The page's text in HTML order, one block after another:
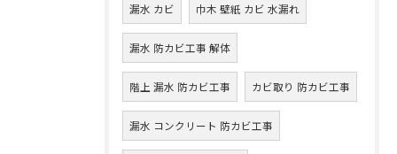
漏水 カビ 巾木 壁紙 カビ 水漏れ
漏水 防カビ工事 解体
階上 漏水 防カビ工事 カビ取り 防カビ工事
漏水 コンクリート 防カビ工事